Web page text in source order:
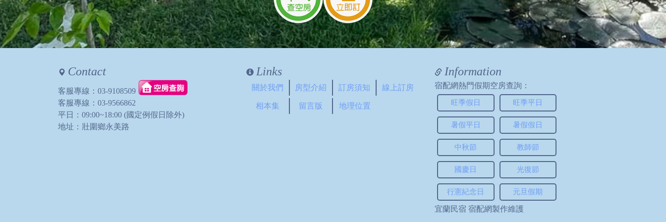
Contact
客服專線： 03-9108509
客服專線： 03-9566862
平日：09:00~18:00 (國定例假日除外)
地址：壯圍鄉永美路
Links
關於我們 房型介紹 訂房須知 線上訂房
相本集 留言版 地理位置
Information
宿配網熱門假期空房查詢：
旺季假日 旺季平日
暑假平日 暑假假日
中秋節 教師節
國慶日 光復節
行憲紀念日 元旦假期
宜蘭民宿 宿配網製作維護